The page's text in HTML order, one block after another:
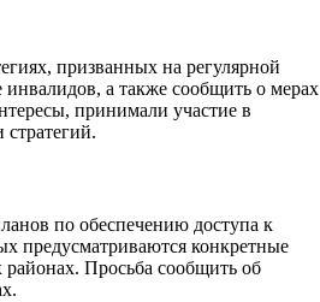
призванных на регулярной
а также сообщить о мерах
принимали участие в
по обеспечению доступа к
предусматриваются конкретные
районах. Просьба сообщить об